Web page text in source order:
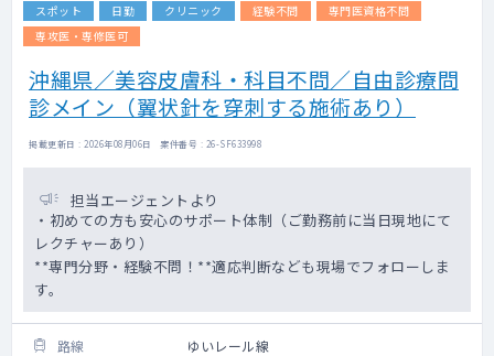
スポット 日勤 クリニック 経験不問
専門医資格不問
専攻医・専修医可
沖縄県／美容皮膚科・科目不問／自由診療問
診メイン（翼状針を穿刺する施術あり）
掲載更新日 : 2026年08月06日 案件番号 : 26-SF633998
担当エージェントより
・初めての方も安心のサポート体制（ご勤務前に当日現地にて
レクチャーあり）
**専門分野・経験不問！**適応判断なども現場でフォローしま
す。
路線 ゆいレール線